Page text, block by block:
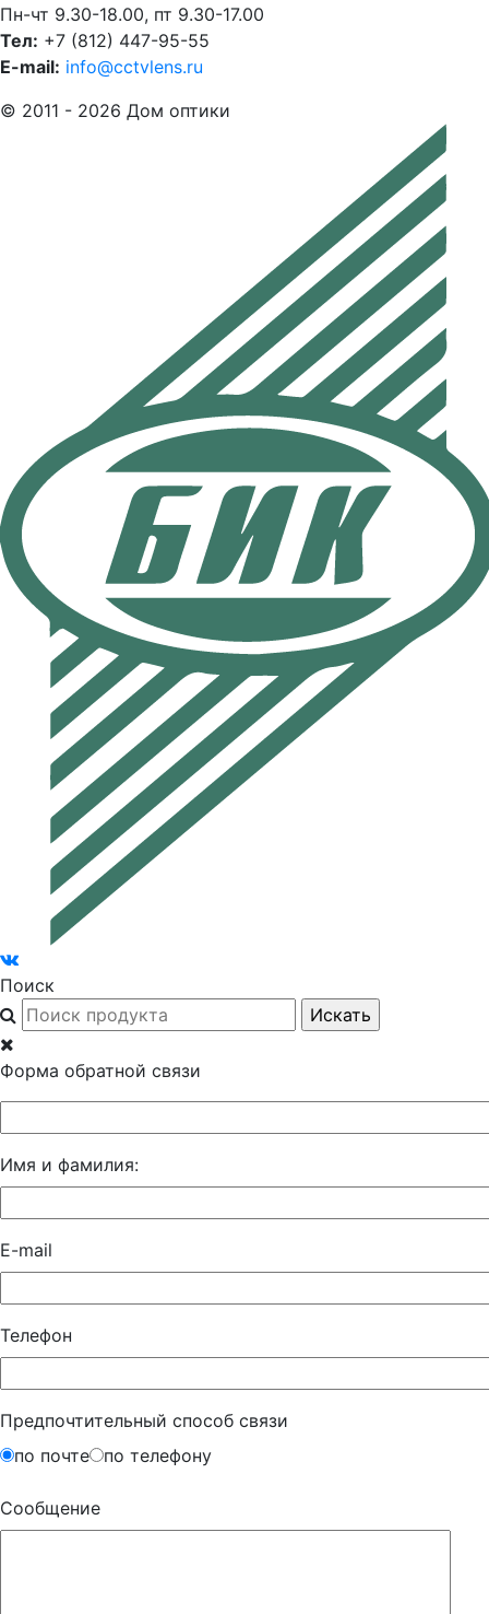
Пн-чт 9.30-18.00, пт 9.30-17.00
Тел: +7 (812) 447-95-55
E-mail: info@cctvlens.ru
© 2011 - 2026 Дом оптики
Поиск
Форма обратной связи
Имя и фамилия:
E-mail
Телефон
Предпочтительный способ связи
по почте
по телефону
Сообщение